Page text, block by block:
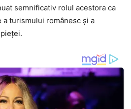
semnificativ rolul acestora ca
turismului românesc și a